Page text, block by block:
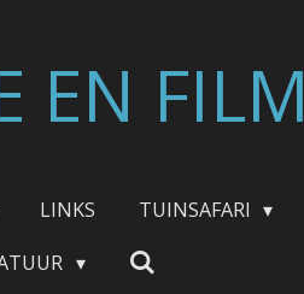
EN FILM
LINKS TUINSAFARI